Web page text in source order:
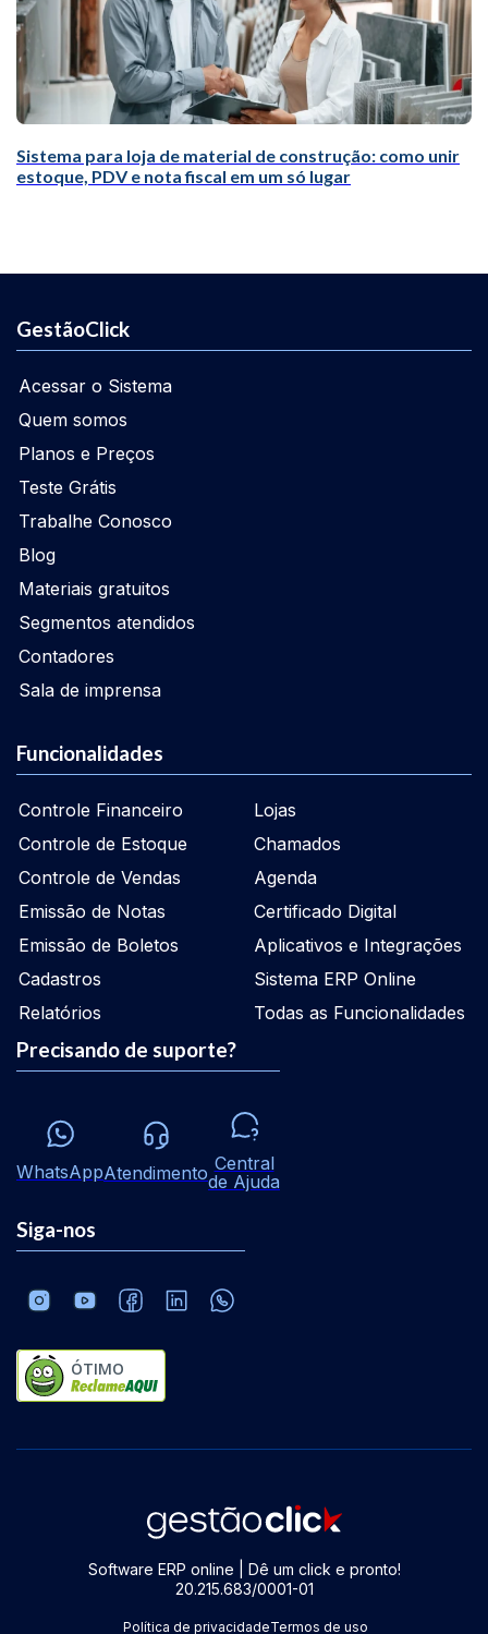
Sistema para loja de material de construção: como unir
estoque, PDV e nota fiscal em um só lugar
GestãoClick
Acessar o Sistema
Quem somos
Planos e Preços
Teste Grátis
Trabalhe Conosco
Blog
Materiais gratuitos
Segmentos atendidos
Contadores
Sala de imprensa
Funcionalidades
Controle Financeiro
Controle de Estoque
Controle de Vendas
Emissão de Notas
Emissão de Boletos
Cadastros
Relatórios
Lojas
Chamados
Agenda
Certificado Digital
Aplicativos e Integrações
Sistema ERP Online
Todas as Funcionalidades
Precisando de suporte?
WhatsAppAtendimento Central
de Ajuda
Siga-nos
ÓTIMO
Software ERP online | Dê um click e pronto!
20.215.683/0001-01
Política de privacidadeTermos de uso